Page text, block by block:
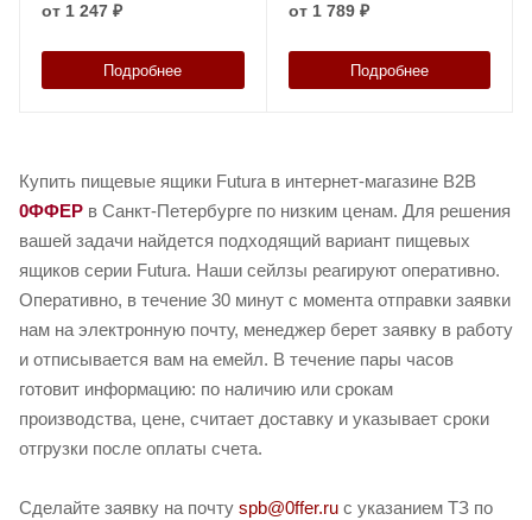
от 1 247 ₽
Подробнее
от 1 789 ₽
Подробнее
Купить пищевые ящики Futura в интернет-магазине B2B
0ФФЕР в Санкт-Петербурге по низким ценам. Для решения
вашей задачи найдется подходящий вариант пищевых
ящиков серии Futura. Наши сейлзы реагируют оперативно.
Оперативно, в течение 30 минут с момента отправки заявки
нам на электронную почту, менеджер берет заявку в работу
и отписывается вам на емейл. В течение пары часов
готовит информацию: по наличию или срокам
производства, цене, считает доставку и указывает сроки
отгрузки после оплаты счета.
Сделайте заявку на почту spb@0ffer.ru с указанием ТЗ по